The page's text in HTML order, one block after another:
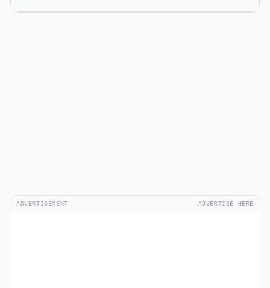
ADVERTISEMENT ADVERTISE HERE